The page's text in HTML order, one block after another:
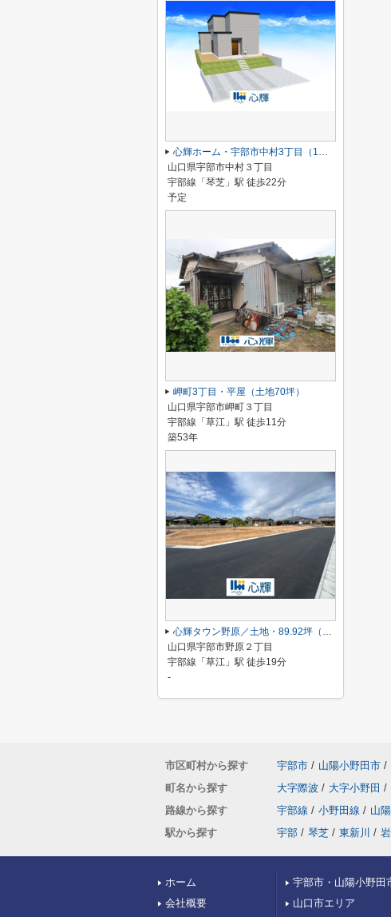
心輝ホーム・宇部市中村3丁目（1期・2号棟）新築建売／4LDK・2階建
山口県宇部市中村３丁目
宇部線「琴芝」駅 徒歩22分
予定
岬町3丁目・平屋（土地70坪）
山口県宇部市岬町３丁目
宇部線「草江」駅 徒歩11分
築53年
心輝タウン野原／土地・89.92坪（8号地／角地）
山口県宇部市野原２丁目
宇部線「草江」駅 徒歩19分
-
市区町村から探す 宇部市 / 山陽小野田市 /
町名から探す
大字際波 / 大字小野田 /
路線から探す
宇部線 / 小野田線 / 山
駅から探す
宇部 / 琴芝 / 東新川 /
ホーム
会社概要
宇部市・山陽小野田
山口市エリア